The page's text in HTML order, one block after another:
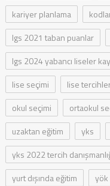
kariyer planlama
lgs 2021 taban puanlar
lgs 2024 yabancı liseler
lise seçimi
lise
okul seçimi
ortaokul
uzaktan eğitim
yks
yks 2022 tercih
yurt dışında eğitim
yök